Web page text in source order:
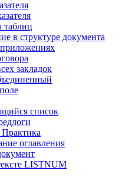
таблиц
в структуре документа
закладок
список
Практика
оглавления
LISTNUM